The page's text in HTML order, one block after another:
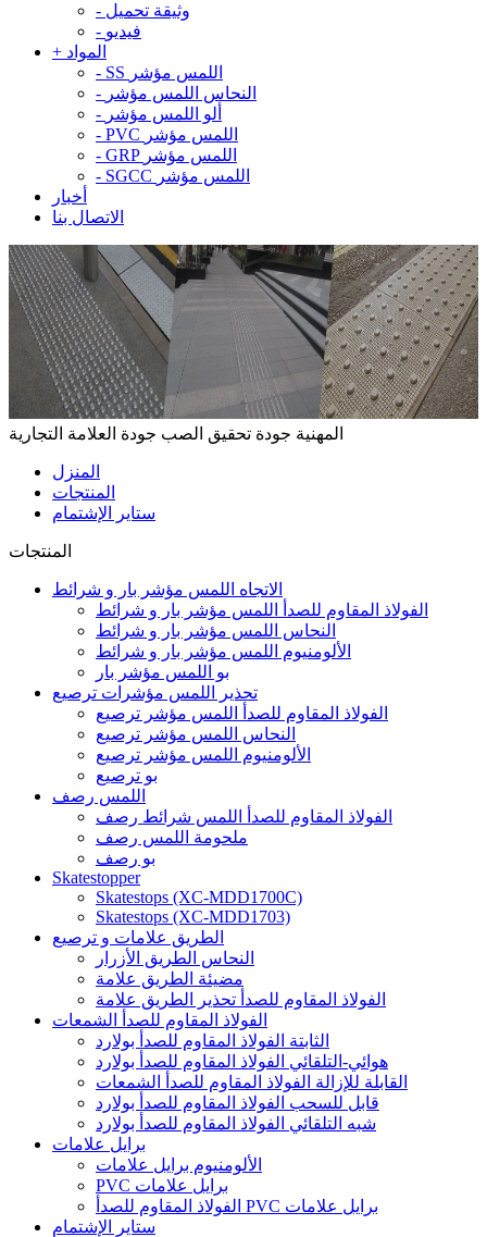
- وثيقة تحميل
- فيديو
+ المواد
-
SS اللمس مؤشر
- النحاس اللمس مؤشر
- ألو اللمس مؤشر
-
PVC اللمس مؤشر
-
GRP اللمس مؤشر
-
SGCC اللمس مؤشر
أخبار
الاتصال بنا
المهنية جودة تحقيق الصب جودة العلامة التجارية
المنزل
المنتجات
ستاير الإشتمام
المنتجات
الاتجاه اللمس مؤشر بار و شرائط
الفولاذ المقاوم للصدأ اللمس مؤشر بار و شرائط
النحاس اللمس مؤشر بار و شرائط
الألومنيوم اللمس مؤشر بار و شرائط
بو اللمس مؤشر بار
تحذير اللمس مؤشرات ترصيع
الفولاذ المقاوم للصدأ اللمس مؤشر ترصيع
النحاس اللمس مؤشر ترصيع
الألومنيوم اللمس مؤشر ترصيع
بو ترصيع
اللمس رصف
الفولاذ المقاوم للصدأ اللمس شرائط رصف
ملحومة اللمس رصف
بو رصف
Skatestopper
Skatestops (XC-MDD1700C)
Skatestops (XC-MDD1703)
الطريق علامات و ترصيع
النحاس الطريق الأزرار
مضيئة الطريق علامة
الفولاذ المقاوم للصدأ تحذير الطريق علامة
الفولاذ المقاوم للصدأ الشمعات
الثابتة الفولاذ المقاوم للصدأ بولارد
هوائي-التلقائي الفولاذ المقاوم للصدأ بولارد
القابلة للإزالة الفولاذ المقاوم للصدأ الشمعات
قابل للسحب الفولاذ المقاوم للصدأ بولارد
شبه التلقائي الفولاذ المقاوم للصدأ بولارد
برايل علامات
الألومنيوم برايل علامات
PVC برايل علامات
الفولاذ المقاوم للصدأ PVC برايل علامات
ستاير الإشتمام